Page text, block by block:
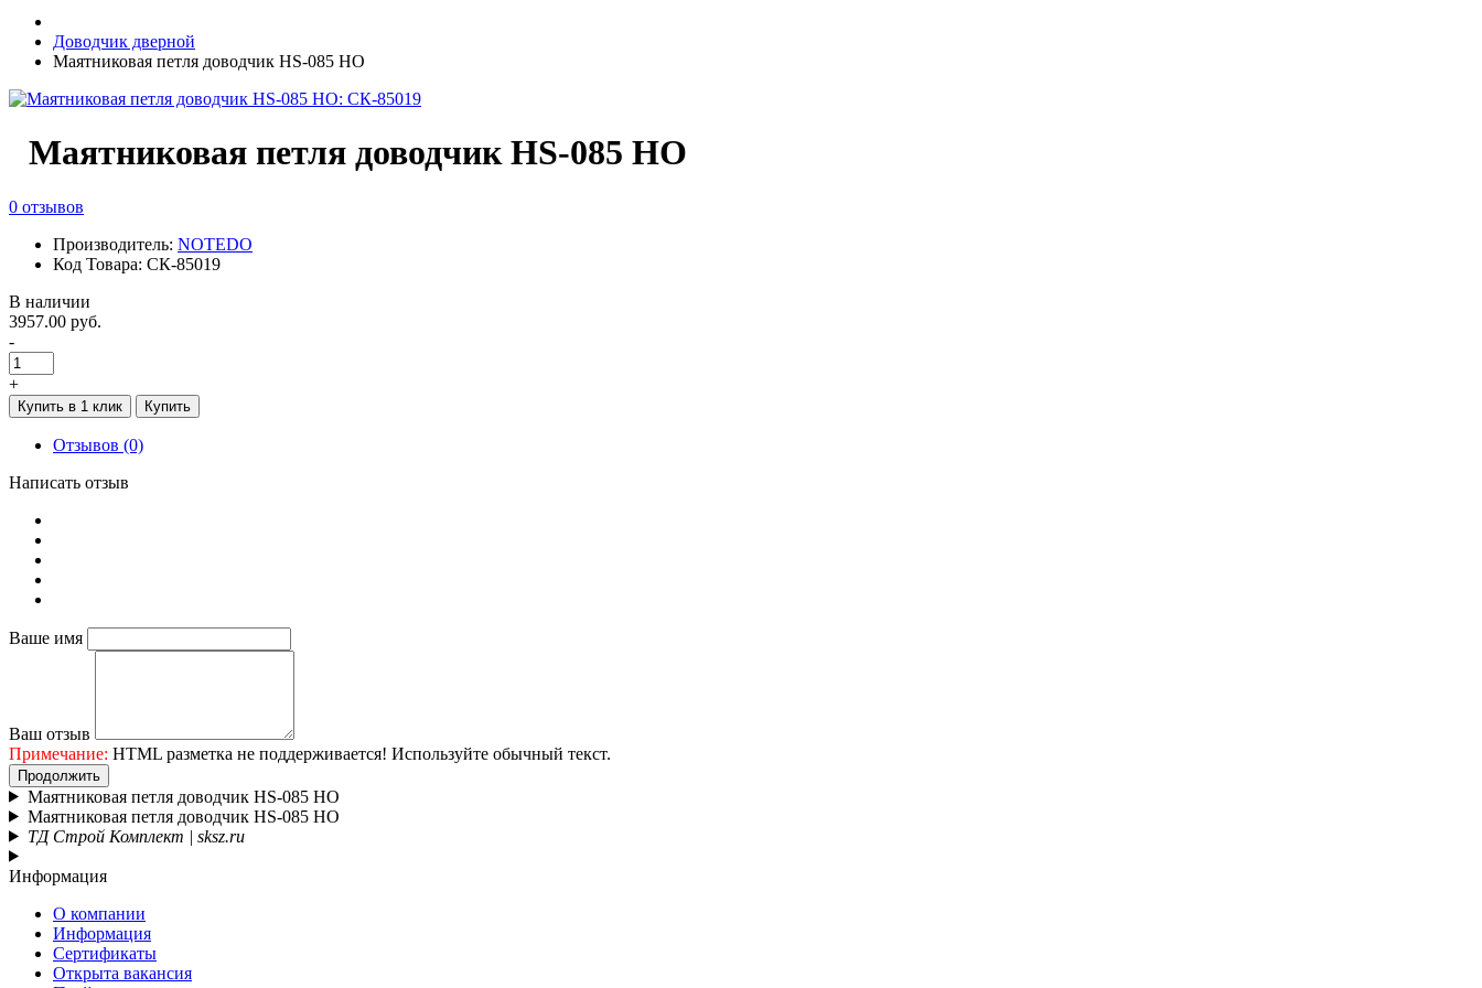
Доводчик дверной
Маятниковая петля доводчик HS-085 HO
Маятниковая петля доводчик HS-085 HO
0 отзывов
Производитель: NOTEDO
Код Товара: СК-85019
В наличии
3957.00 руб.
-
+
Купить в 1 клик Купить
Отзывов (0)
Написать отзыв
Ваше имя
Ваш отзыв
Примечание: HTML разметка не поддерживается! Используйте обычный текст.
Продолжить
Маятниковая петля доводчик HS-085 HO
Маятниковая петля доводчик HS-085 HO
ТД Строй Комплект | sksz.ru
Информация
О компании
Информация
Сертификаты
Открыта вакансия